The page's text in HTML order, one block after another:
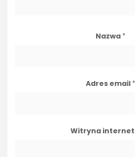
Nazwa *
Adres email *
Witryna